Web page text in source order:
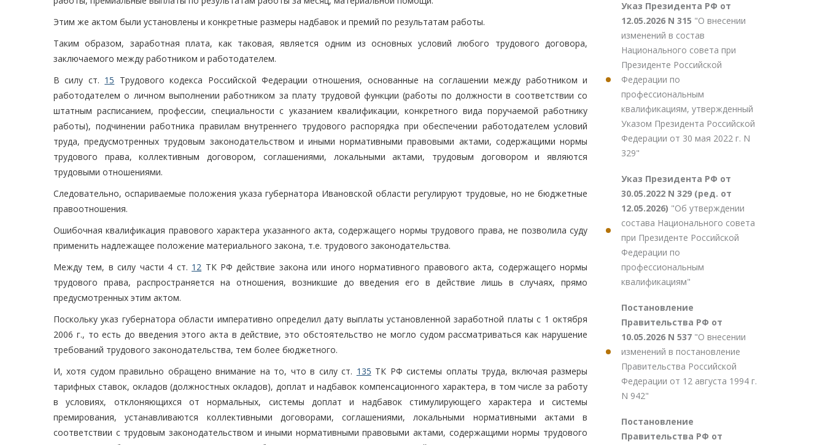
Этим же актом были установлены и конкретные размеры надбавок и премий по результатам работы.
Таким образом, заработная плата, как таковая, является одним из основных условий любого трудового договора,
заключаемого между работником и работодателем.
В силу ст. 15 Трудового кодекса Российской Федерации отношения, основанные на соглашении между работником и
работодателем о личном выполнении работником за плату трудовой функции (работы по должности в соответствии со
штатным расписанием, профессии, специальности с указанием квалификации, конкретного вида поручаемой работнику
работы), подчинении работника правилам внутреннего трудового распорядка при обеспечении работодателем условий
труда, предусмотренных трудовым законодательством и иными нормативными правовыми актами, содержащими нормы
трудового права, коллективным договором, соглашениями, локальными актами, трудовым договором и являются
трудовыми отношениями.
Следовательно, оспариваемые положения указа губернатора Ивановской области регулируют трудовые, но не бюджетные
правоотношения.
Ошибочная квалификация правового характера указанного акта, содержащего нормы трудового права, не позволила суду
применить надлежащее положение материального закона, т.е. трудового законодательства.
Между тем, в силу части 4 ст. 12 ТК РФ действие закона или иного нормативного правового акта, содержащего нормы
трудового права, распространяется на отношения, возникшие до введения его в действие лишь в случаях, прямо
предусмотренных этим актом.
Поскольку указ губернатора области императивно определил дату выплаты установленной заработной платы с 1 октября
2006 г., то есть до введения этого акта в действие, это обстоятельство не могло судом рассматриваться как нарушение
требований трудового законодательства, тем более бюджетного.
И, хотя судом правильно обращено внимание на то, что в силу ст. 135 ТК РФ системы оплаты труда, включая размеры
тарифных ставок, окладов (должностных окладов), доплат и надбавок компенсационного характера, в том числе за работу
в условиях, отклоняющихся от нормальных, системы доплат и надбавок стимулирующего характера и системы
премирования, устанавливаются коллективными договорами, соглашениями, локальными нормативными актами в
соответствии с трудовым законодательством и иными нормативными правовыми актами, содержащими нормы трудового
Указ Президента РФ от
12.05.2026 N 315 "О внесении
изменений в состав
Национального совета при
Президенте Российской
Федерации по
профессиональным
квалификациям, утвержденный
Указом Президента Российской
Федерации от 30 мая 2022 г. N
329"
Указ Президента РФ от
30.05.2022 N 329 (ред. от
12.05.2026) "Об утверждении
состава Национального совета
при Президенте Российской
Федерации по
профессиональным
квалификациям"
Постановление
Правительства РФ от
10.05.2026 N 537 "О внесении
изменений в постановление
Правительства Российской
Федерации от 12 августа 1994 г.
N 942"
Постановление
Правительства РФ от